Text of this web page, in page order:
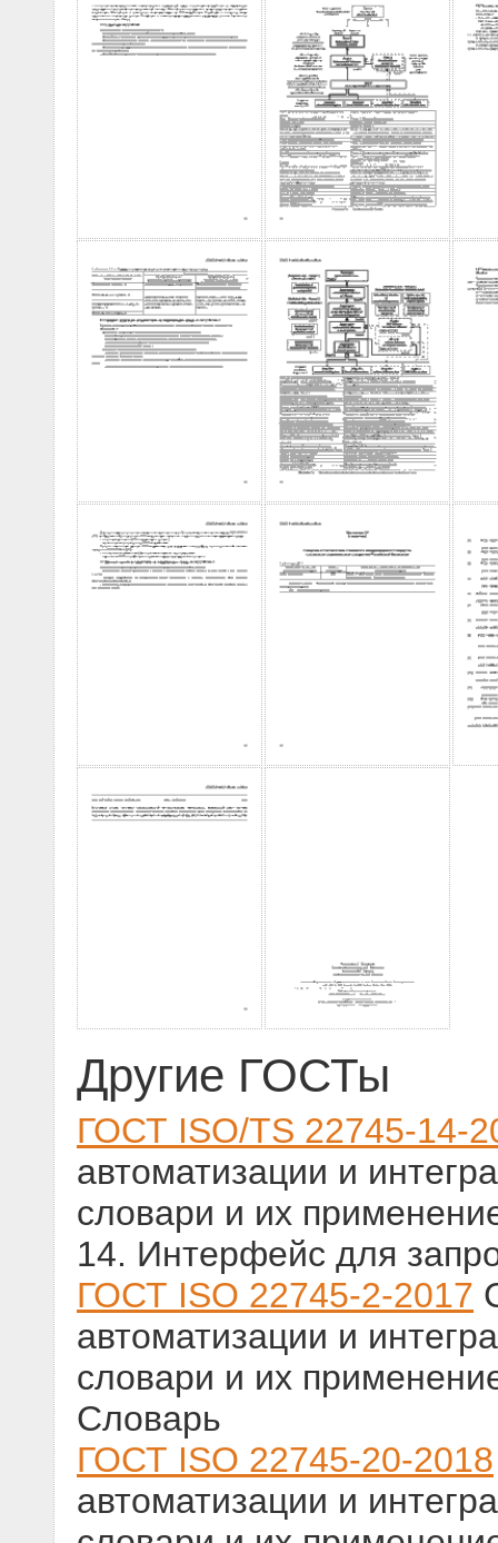
Другие ГОСТы
ГОСТ ISO/TS 22745-14-
автоматизации и
словари и их
14. Интерфейс для
ГОСТ ISO 22745-2-2017
автоматизации и
словари и их
Словарь
ГОСТ ISO 22745-20-2018
автоматизации и